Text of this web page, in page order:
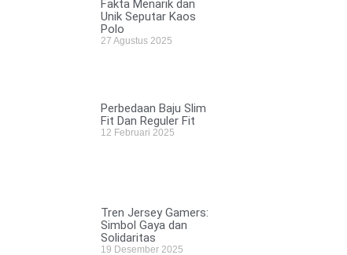
Fakta Menarik dan
Unik Seputar Kaos
Polo
27 Agustus 2025
Perbedaan Baju Slim
Fit Dan Reguler Fit
12 Februari 2025
Tren Jersey Gamers:
Simbol Gaya dan
Solidaritas
19 Desember 2025